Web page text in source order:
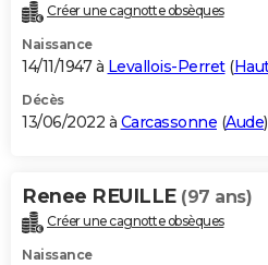
Créer une cagnotte obsèques
Naissance
14/11/1947 à Levallois-Perret(
Décès
13/06/2022 à Carcassonne (Aude)
Renee REUILLE (97 ans)
Créer une cagnotte obsèques
Naissance